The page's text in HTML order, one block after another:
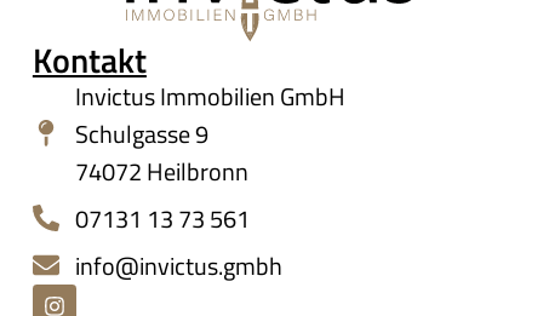
Kontakt
Invictus Immobilien GmbH
Schulgasse 9
74072 Heilbronn
07131 13 73 561
info@invictus.gmbh